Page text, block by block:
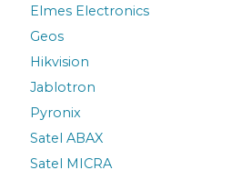
Elmes Electronics
Geos
Hikvision
Jablotron
Pyronix
Satel ABAX
Satel MICRA